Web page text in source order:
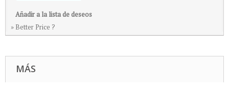
Añadir a la lista de deseos
» Better Price ?
MÁS